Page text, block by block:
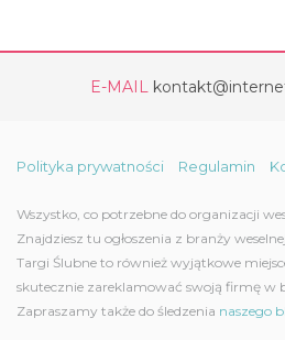
E-MAIL
Polityka prywatności Regulamin
Wszystko, co potrzebne do organizacji
Znajdziesz tu ogłoszenia z branży
Targi Ślubne to również wyjątkowe
skutecznie zareklamować swoją firmę w
Zapraszamy także do śledzenia naszego